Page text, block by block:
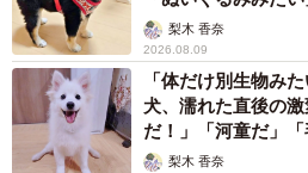
梨木 香奈
2026.08.09
「体だけ別生物み
犬、濡れた直後の
だ！」「河童だ」「
梨木 香奈